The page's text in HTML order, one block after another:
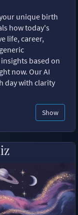
unique birth
how today's
life, career,
based on
now. Our AI
day with clarity
Show